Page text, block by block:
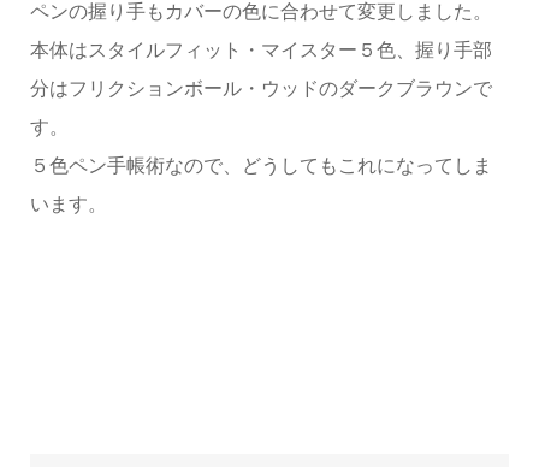
ペンの握り手もカバーの色に合わせて変更しました。
本体はスタイルフィット・マイスター５色、握り手部
分はフリクションボール・ウッドのダークブラウンで
す。
５色ペン手帳術なので、どうしてもこれになってしま
います。